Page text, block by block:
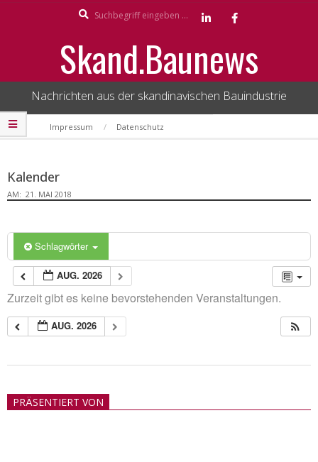
Skand.Baunews
Nachrichten aus der skandinavischen Bauindustrie
Secondary
Navigation
Impressum Datenschutz
Kalender
AM: 21. MAI 2018
Schlagwörter
AUG. 2026
Zurzeit gibt es keine bevorstehenden Veranstaltungen.
AUG. 2026
21PRÄSENTIERT VON